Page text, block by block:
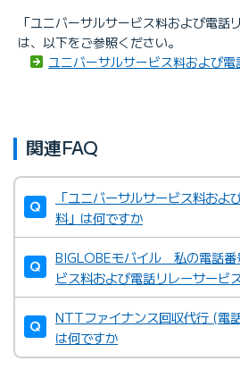
「ユニバーサルサービス料および電話
は、以下をご参照ください。
ユニバーサルサービス料および
関連FAQ
「ユニバーサルサービス料およ
料」は何ですか
BIGLOBEモバイル 私の電話番
ビス料および電話リレーサービ
NTTファイナンス回収代行 (電
は何ですか